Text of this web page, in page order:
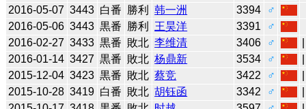
2016-05-07 3443 白番 勝利 韩一洲 3394
♂
2016-05-06 3443 黒番 勝利 王昊洋 3391
♂
2016-02-27 3433 黒番 敗北 李维清 3406 ♂
2016-01-14 3427 黒番 敗北 杨鼎新 3534 ♂
2015-12-04 3423 黒番 敗北 蔡竞 3422 ♂
2015-10-28 3419 白番 敗北 胡钰函 3342 ♂